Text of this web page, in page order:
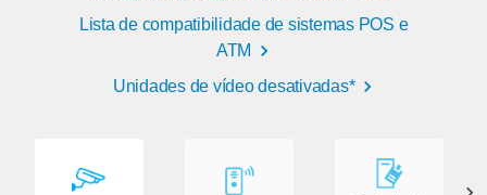
Lista de compatibilidade de sistemas POS e
ATM
Unidades de vídeo desativadas*